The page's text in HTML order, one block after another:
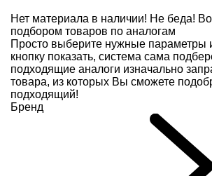
Нет материала в наличии! Не беда!
подбором товаров по аналогам
Просто выберите нужные параметры
кнопку показать, система сама
подходящие аналоги изначально
товара, из которых Вы сможете
подходящий!
Бренд